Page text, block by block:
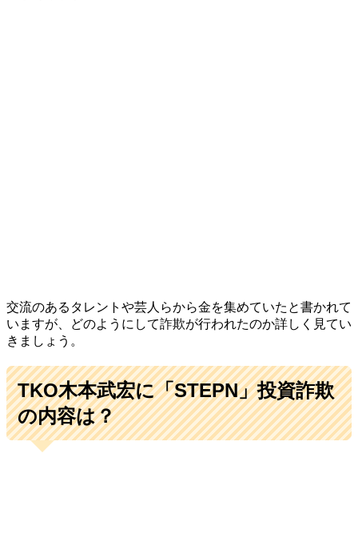
交流のあるタレントや芸人らから金を集めていたと書かれて
いますが、どのようにして詐欺が行われたのか詳しく見てい
きましょう。
TKO木本武宏に「STEPN」投資詐欺
の内容は？